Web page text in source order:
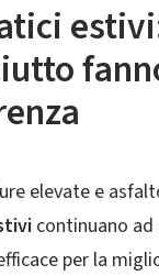
elevate e
continuano ad
per la